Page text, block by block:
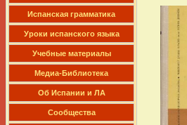
Испанская грамматика
Уроки испанского языка
Учебные материалы
Медиа-Библиотека
Об Испании и ЛА
Сообщества